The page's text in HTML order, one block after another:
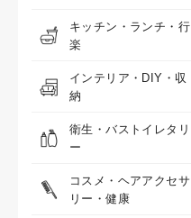
キッチン・ランチ・行
楽
インテリア・DIY・収
納
衛生・バストイレタリ
ー
コスメ・ヘアアクセサ
リー・健康